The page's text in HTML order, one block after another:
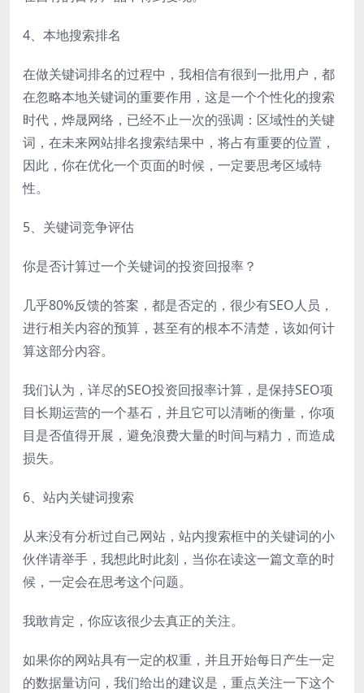
4、本地搜索排名
在做关键词排名的过程中，我相信有很到一批用户，都
在忽略本地关键词的重要作用，这是一个个性化的搜索
时代，烨晟网络，已经不止一次的强调：区域性的关键
词，在未来网站排名搜索结果中，将占有重要的位置，
因此，你在优化一个页面的时候，一定要思考区域特
性。
5、关键词竞争评估
你是否计算过一个关键词的投资回报率？
几乎80%反馈的答案，都是否定的，很少有SEO人员，
进行相关内容的预算，甚至有的根本不清楚，该如何计
算这部分内容。
我们认为，详尽的SEO投资回报率计算，是保持SEO项
目长期运营的一个基石，并且它可以清晰的衡量，你项
目是否值得开展，避免浪费大量的时间与精力，而造成
损失。
6、站内关键词搜索
从来没有分析过自己网站，站内搜索框中的关键词的小
伙伴请举手，我想此时此刻，当你在读这一篇文章的时
候，一定会在思考这个问题。
我敢肯定，你应该很少去真正的关注。
如果你的网站具有一定的权重，并且开始每日产生一定
的数据量访问，我们给出的建议是，重点关注一下这个